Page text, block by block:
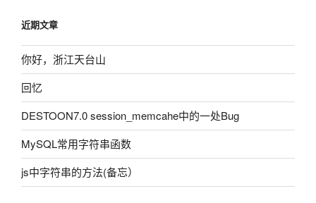
近期文章
你好，浙江天台山
回忆
DESTOON7.0 session_memcahe中的一处Bug
MySQL常用字符串函数
js中字符串的方法(备忘）